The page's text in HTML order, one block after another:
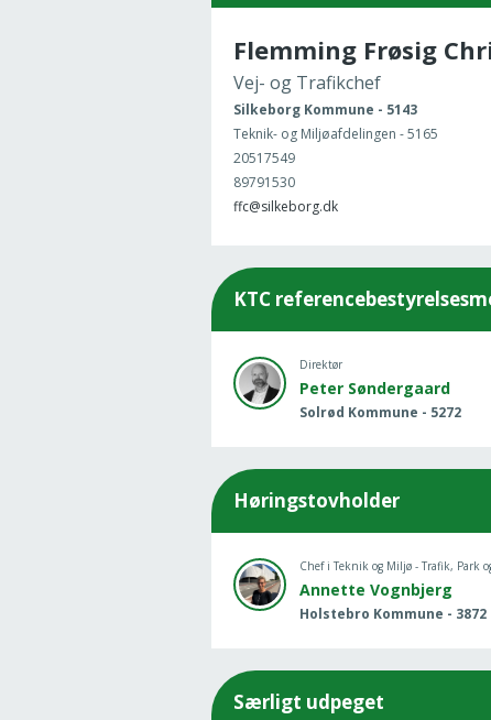
Flemming Frøsig
Vej- og Trafikchef
Silkeborg Kommune - 5143
Teknik- og Miljøafdelingen - 5165
20517549
89791530
ffc@silkeborg.dk
KTC
Direktør
Peter Søndergaard
Solrød Kommune - 5272
Høringstovholder
Chef i Teknik og Miljø - Trafik, Park
Annette Vognbjerg
Holstebro Kommune - 3872
Særligt udpeget